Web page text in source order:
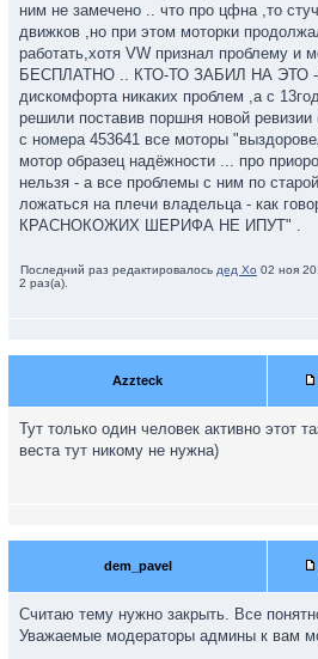
ним не замечено .. что про цфна ,то
движков ,но при этом моторки
работать,хотя VW признал проблему и
БЕСПЛАТНО .. КТО-ТО ЗАБИЛ НА ЭТО -
дискомфорта никаких проблем ,а с
решили поставив поршня новой
с номера 453641 все моторы
мотор образец надёжности ... про
нельзя - а все проблемы с ним по
ложаться на плечи владельца - как
КРАСНОКОЖИХ ШЕРИФА НЕ ИПУТ" .
Последний раз редактировалось дед Хо 02 ноя
2 раз(а).
Azzteck
Тут только один человек активно этот
веста тут никому не нужна)
dem_pavel
Считаю тему нужно закрыть. Все
Уважаемые модераторы админы к вам